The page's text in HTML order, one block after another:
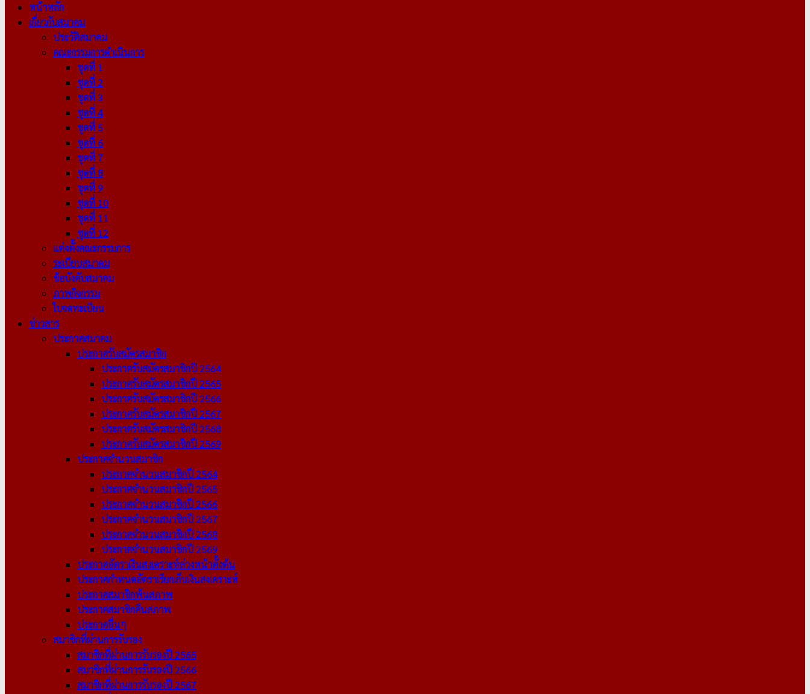
หน้าหลัก
เกี่ยวกับสมาคม
ประวัติสมาคม
คณะกรรมการดำเนินการ
ชุดที่ 1
ชุดที่ 2
ชุดที่ 3
ชุดที่ 4
ชุดที่ 5
ชุดที่ 6
ชุดที่ 7
ชุดที่ 8
ชุดที่ 9
ชุดที่ 10
ชุดที่ 11
ชุดที่ 12
แต่งตั้งคณะกรรมการ
ระเบียบสมาคม
ข้อบังคับสมาคม
ภาพกิจกรรม
ใบจดทะเบียน
ข่าวสาร
ประกาศสมาคม
ประกาศรับสมัครสมาชิก
ประกาศรับสมัครสมาชิกปี 2564
ประกาศรับสมัครสมาชิกปี 2565
ประกาศรับสมัครสมาชิกปี 2566
ประกาศรับสมัครสมาชิกปี 2567
ประกาศรับสมัครสมาชิกปี 2568
ประกาศรับสมัครสมาชิกปี 2569
ประกาศจำนวนสมาชิก
ประกาศจำนวนสมาชิกปี 2564
ประกาศจำนวนสมาชิกปี 2565
ประกาศจำนวนสมาชิกปี 2566
ประกาศจำนวนสมาชิกปี 2567
ประกาศจำนวนสมาชิกปี 2568
ประกาศจำนวนสมาชิกปี 2569
ประกาศอัตราเงินสงเคราะห์ล่วงหน้าตั้งต้น
ประกาศกำหนดอัตราเรียกเก็บเงินสงเคราะห์
ประกาศสมาชิกพ้นสภาพ
ประกาศสมาชิกคืนสภาพ
ประกาศอื่นๆ
สมาชิกที่ผ่านการรับรอง
สมาชิกที่ผ่านการรับรองปี 2565
สมาชิกที่ผ่านการรับรองปี 2566
สมาชิกที่ผ่านการรับรองปี 2567